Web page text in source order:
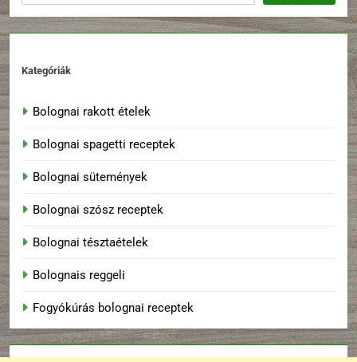
Kategóriák
Bolognai rakott ételek
Bolognai spagetti receptek
Bolognai sütemények
Bolognai szósz receptek
Bolognai tésztaételek
Bolognais reggeli
Fogyókúrás bolognai receptek